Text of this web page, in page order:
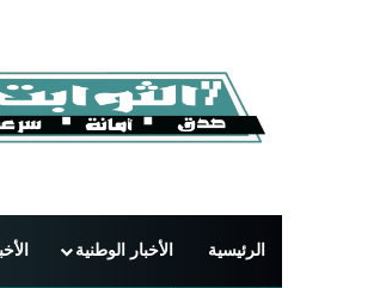
الرئيسية الأخبار الوطنية